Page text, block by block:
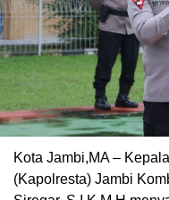
Kota Jambi,MA –
(Kapolresta) Jambi